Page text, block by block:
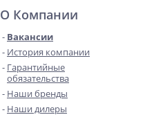
О Компании
Вакансии
История компании
Гарантийные
обязательства
Наши бренды
Наши дилеры